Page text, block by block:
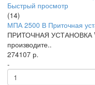
Быстрый просмотр
(14)
МПА 2500 В Приточная
ПРИТОЧНАЯ УСТАНОВКА
производите..
274107 р.
-